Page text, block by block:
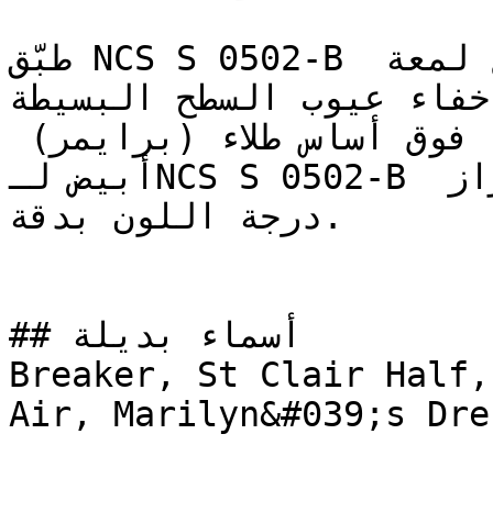
طبّق NCS S 0502-B بلمعة مطفية (مطفي) أو ربع لمعة
عيوب السطح البسيطة.
أبيض لـNCS S 0502-B لضمان تغطية متساوية وإبراز
درجة اللون بدقة.
## أسماء بديلة
Breaker, St Clair Half,
Air, Marilyn&#039;s